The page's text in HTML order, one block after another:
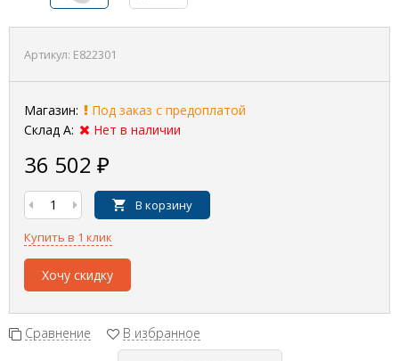
Артикул: E822301
Магазин:
Под заказ с предоплатой
Склад А:
Нет в наличии
36 502 ₽
В корзину
Купить в 1 клик
Хочу скидку
Сравнение В избранное